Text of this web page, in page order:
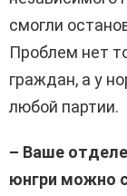
смогли
Проблем нет
граждан, а у
любой партии.
– Ваше
юнгри можно